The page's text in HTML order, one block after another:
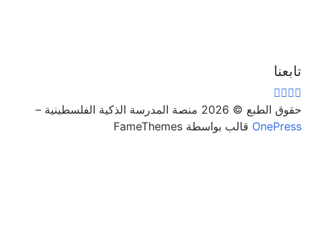
تابعنا
حقوق الطبع © 2026 منصة المدرسة الذكية الفلسطينية
–
OnePress قالب بواسطة FameThemes